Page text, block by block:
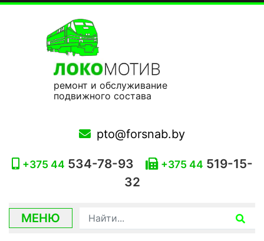
ремонт и обслуживание
подвижного состава
pto@forsnab.by
+375 44 534-78-93 +375 44 519-15-
32
МЕНЮ